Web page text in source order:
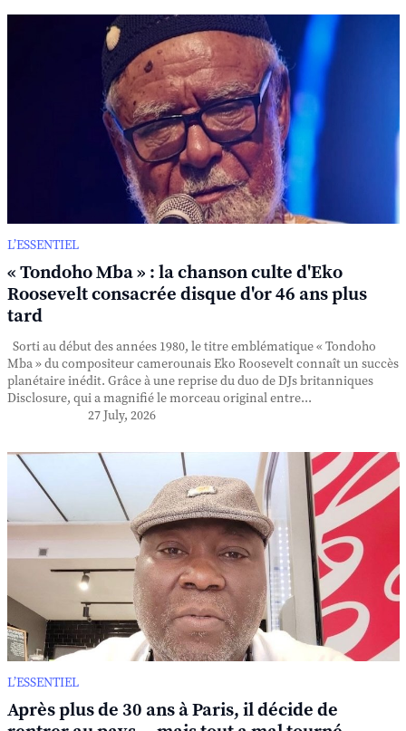
L’ESSENTIEL
« Tondoho Mba » : la chanson culte d'Eko
Roosevelt consacrée disque d'or 46 ans plus
tard
Sorti au début des années 1980, le titre emblématique « Tondoho
Mba » du compositeur camerounais Eko Roosevelt connaît un succès
planétaire inédit. Grâce à une reprise du duo de DJs britanniques
Disclosure, qui a magnifié le morceau original entre...
27 July, 2026
L’ESSENTIEL
Après plus de 30 ans à Paris, il décide de